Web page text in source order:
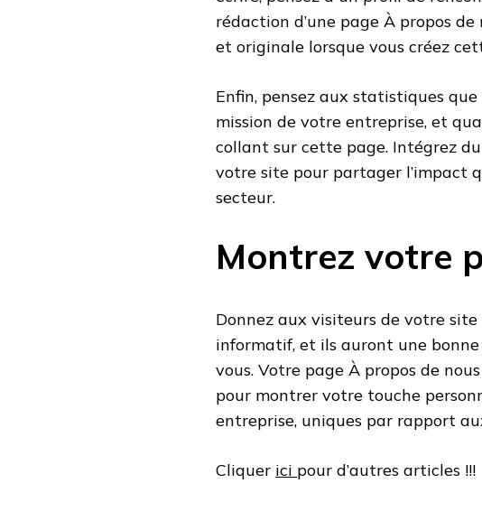
rédaction d’une page À propos
et originale lorsque vous créez
Enfin, pensez aux statistiques
mission de votre entreprise, et
collant sur cette page. Intégrez
votre site pour partager l’impact
secteur.
Montrez votre
Donnez aux visiteurs de votre
informatif, et ils auront une
vous. Votre page À propos de
pour montrer votre touche
entreprise, uniques par rapport
Cliquer ici pour d’autres articles !!!